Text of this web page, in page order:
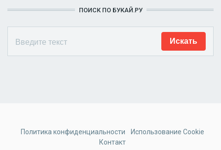
ПОИСК ПО БУКАЙ.РУ
Политика конфиденциальности
Использование Cookie
Контакт